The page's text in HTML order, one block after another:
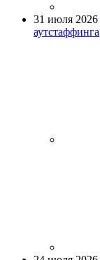
31 июля 2026
аутстаффинга